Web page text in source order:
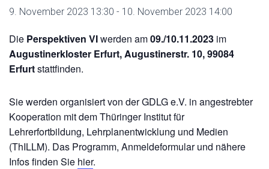
9. November 2023 13:30 - 10. November 2023 14:00
Die Perspektiven VIwerden am09./10.11.2023 im
Augustinerkloster Erfurt, Augustinerstr. 10, 99084
Erfurtstattfinden.
Sie werden organisiert von der GDLG e.V. in angestrebter
Kooperation mit dem Thüringer Institut für
Lehrerfortbildung, Lehrplanentwicklung und Medien
(ThILLM). Das Programm, Anmeldeformular und nähere
Infos finden Sie hier.